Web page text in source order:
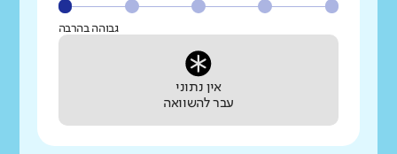
גבוהה בהרבה
אין נתוני
עבר להשוואה